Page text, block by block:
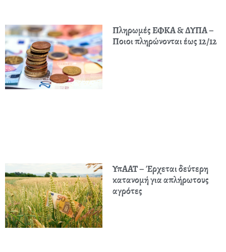
Πληρωμές ΕΦΚΑ & ΔΥΠΑ –
Ποιοι πληρώνονται έως 12/12
ΥπΑΑΤ – Έρχεται δεύτερη
κατανομή για απλήρωτους
αγρότες